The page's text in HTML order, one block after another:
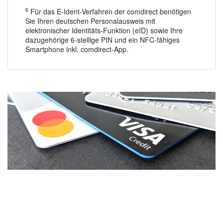
6 Für das E-Ident-Verfahren der comdirect benötigen
Sie Ihren deutschen Personalausweis mit
elektronischer Identitäts-Funktion (eID) sowie Ihre
dazugehörige 6-stellige PIN und ein NFC-fähiges
Smartphone inkl. comdirect-App.